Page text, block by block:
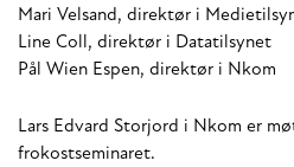
Mari Velsand, direktør i
Line Coll, direktør i Datatilsynet
Pål Wien Espen, direktør i Nkom
Lars Edvard Storjord i Nkom er
frokostseminaret.